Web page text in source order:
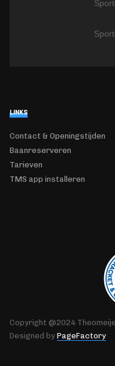
LINKS
Contact & Openingstijden
Baanreserveren
Tarieven
TMS app installeren
Copyright @2024
Designed by PageFactory